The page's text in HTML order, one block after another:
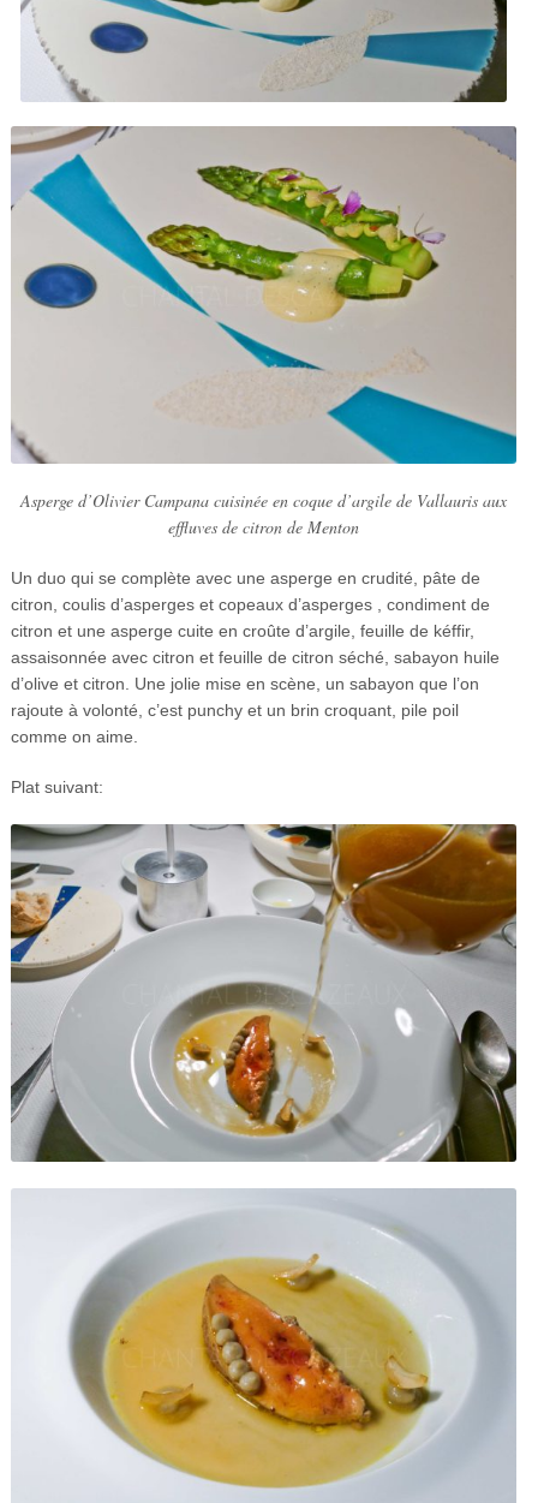
Asperge d’Olivier Campana cuisinée en coque d’argile de Vallauris aux
effluves de citron de Menton
Un duo qui se complète avec une asperge en crudité, pâte de
citron, coulis d’asperges et copeaux d’asperges , condiment de
citron et une asperge cuite en croûte d’argile, feuille de kéffir,
assaisonnée avec citron et feuille de citron séché, sabayon huile
d’olive et citron. Une jolie mise en scène, un sabayon que l’on
rajoute à volonté, c’est punchy et un brin croquant, pile poil
comme on aime.
Plat suivant: